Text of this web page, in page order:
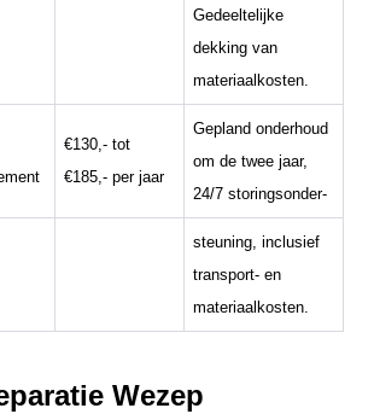
Gedeeltelijke
dekking van
materiaalkosten.
€130,- tot
€185,- per jaar
Gepland onderhoud
om de twee jaar,
24/7 storingsonder-
steuning, inclusief
transport- en
materiaalkosten.
Wezep